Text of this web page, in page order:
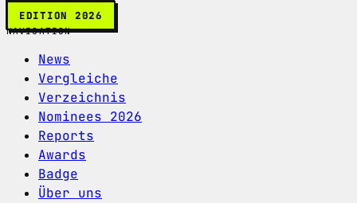
EDITION 2026
NAVIGATION
News
Vergleiche
Verzeichnis
Nominees 2026
Reports
Awards
Badge
Über uns